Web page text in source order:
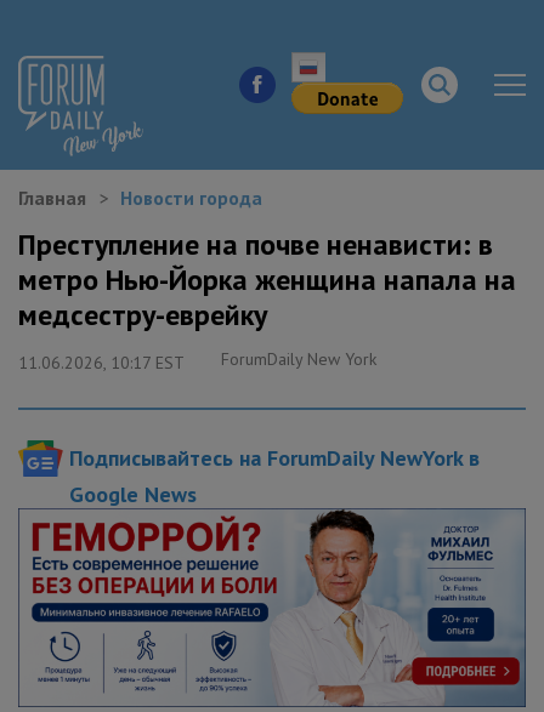
КУДА ПОЙТИ В ГОРОДЕ
ЗДОРОВЬЕ
ЖИЛЬЕ
ОБРАЗОВАНИЕ
ПОЛЕЗНЫЕ СОВЕТЫ
Главная Новости города
Преступление на почве ненависти: в
метро Нью-Йорка женщина напала на
медсестру-еврейку
11.06.2026, 10:17 EST ForumDaily New York
Подписывайтесь на ForumDaily NewYork в
Google News